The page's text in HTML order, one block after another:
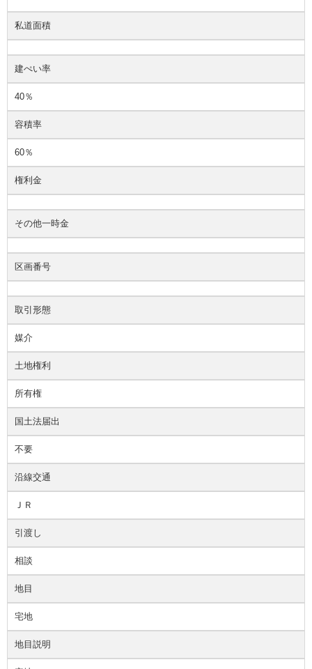
私道面積
建ぺい率
40％
容積率
60％
権利金
その他一時金
区画番号
取引形態
媒介
土地権利
所有権
国土法届出
不要
沿線交通
ＪＲ
引渡し
相談
地目
宅地
地目説明